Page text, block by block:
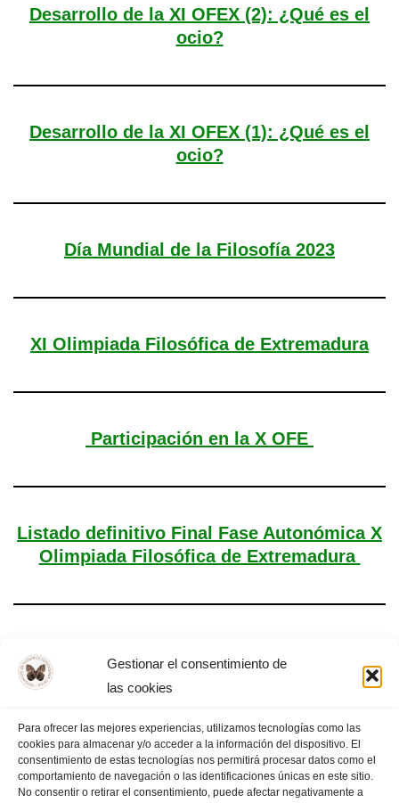
Gestionar el consentimiento de
las cookies
Para ofrecer las mejores experiencias, utilizamos tecnologías como las
cookies para almacenar y/o acceder a la información del dispositivo. El
consentimiento de estas tecnologías nos permitirá procesar datos como el
comportamiento de navegación o las identificaciones únicas en este sitio.
No consentir o retirar el consentimiento, puede afectar negativamente a
Desarrollo de la XI OFEX (2): ¿Qué es el
ocio?
Desarrollo de la XI OFEX (1): ¿Qué es el
ocio?
Día Mundial de la Filosofía 2023
XI Olimpiada Filosófica de Extremadura
Participación en la X OFE
Listado definitivo Final Fase Autonómica X
Olimpiada Filosófica de Extremadura
« PÁGINA
ANTERIOR
1 2 3 4 5 …
13
PÁGINA
SIGUIENTE »